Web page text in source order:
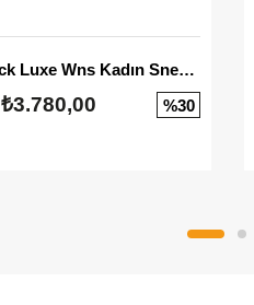
Mayze Stack Luxe Wns Kadın Sneaker
₺3.780,00 %30